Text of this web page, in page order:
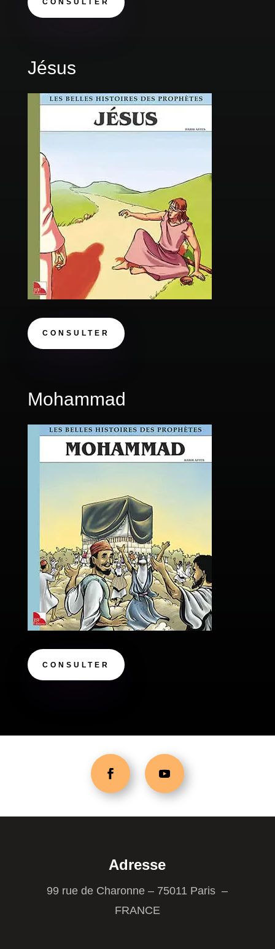
CONSULTER
Jésus
CONSULTER
Mohammad
CONSULTER
Adresse
99 rue de Charonne – 75011 Paris –
FRANCE